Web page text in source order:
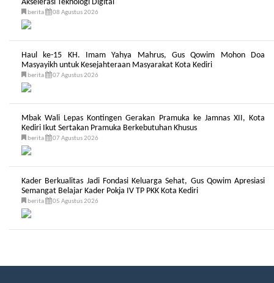
Akselerasi Teknologi Digital
berita 08 Agustus 2026
Haul ke-15 KH. Imam Yahya Mahrus, Gus Qowim Mohon Doa
Masyayikh untuk Kesejahteraan Masyarakat Kota Kediri
berita 07 Agustus 2026
Mbak Wali Lepas Kontingen Gerakan Pramuka ke Jamnas XII, Kota
Kediri Ikut Sertakan Pramuka Berkebutuhan Khusus
berita 07 Agustus 2026
Kader Berkualitas Jadi Fondasi Keluarga Sehat, Gus Qowim Apresiasi
Semangat Belajar Kader Pokja IV TP PKK Kota Kediri
berita 05 Agustus 2026